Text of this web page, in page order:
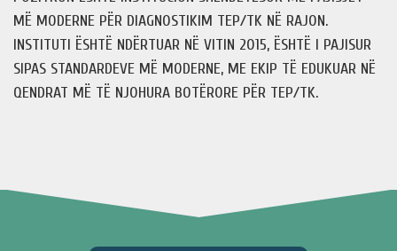
MË MODERNE PËR DIAGNOSTIKIM TEP/TK NË RAJON.
INSTITUTI ËSHTË NDËRTUAR NË VITIN 2015, ËSHTË I PAJISUR
SIPAS STANDARDEVE MË MODERNE, ME EKIP TË EDUKUAR NË
QENDRAT MË TË NJOHURA BOTËRORE PËR TEP/TK.